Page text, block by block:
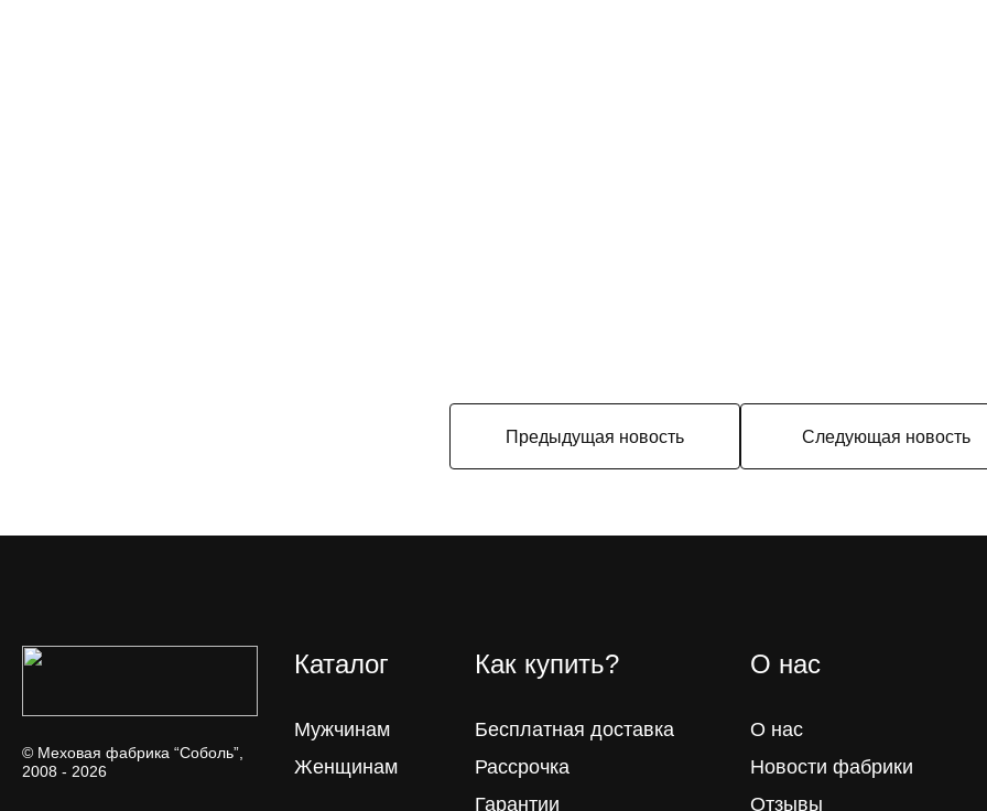
Предыдущая новость Следующая новость
© Меховая фабрика “Соболь”,
2008 - 2026
Каталог
Мужчинам
Женщинам
Как купить?
Бесплатная доставка
Рассрочка
Гарантии
О нас
О нас
Новости фабрики
Отзывы